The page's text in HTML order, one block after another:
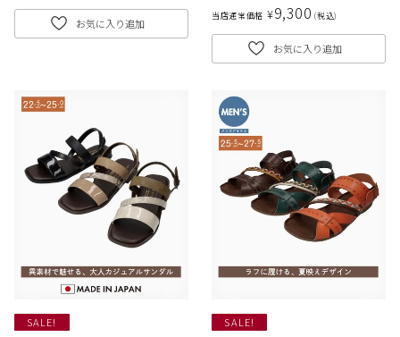
お気に入り追加
当店通常価格 ¥9,300 税込
お気に入り追加
SALE!
SALE!